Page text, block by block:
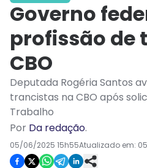
Governo
profissão de
CBO
Deputada Rogéria Santos
trancistas na CBO após
Trabalho
Por Da redação.
05/06/2025 15h55Atualizado em: